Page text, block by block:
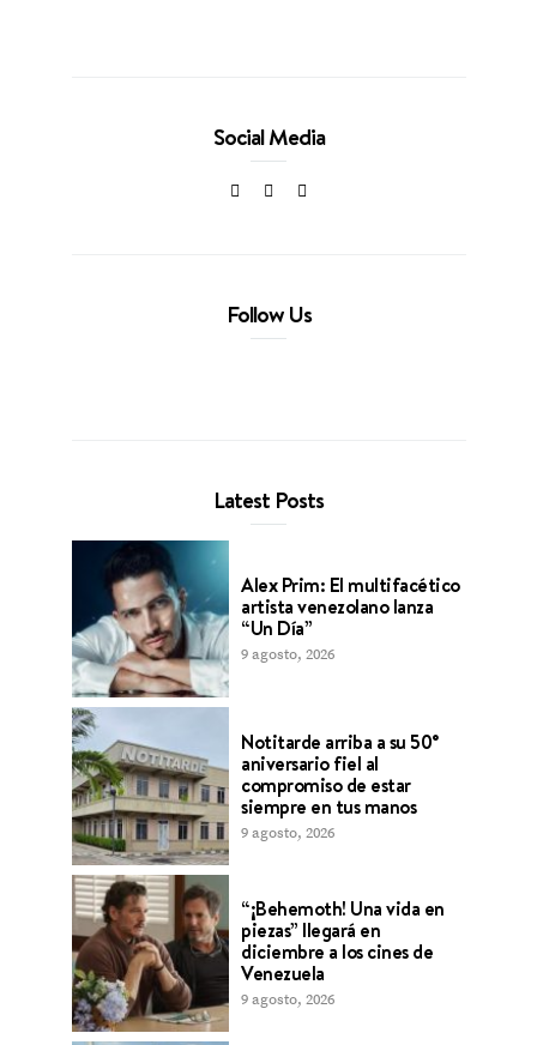
Social Media
Follow Us
Latest Posts
Alex Prim: El multifacético
artista venezolano lanza
“Un Día”
9 agosto, 2026
Notitarde arriba a su 50°
aniversario fiel al
compromiso de estar
siempre en tus manos
9 agosto, 2026
“¡Behemoth! Una vida en
piezas” llegará en
diciembre a los cines de
Venezuela
9 agosto, 2026